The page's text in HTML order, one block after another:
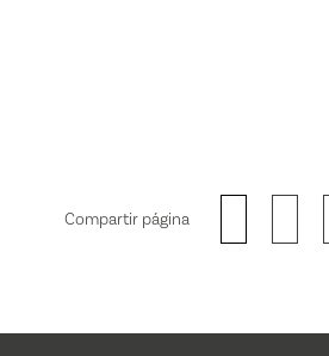
Compartir página